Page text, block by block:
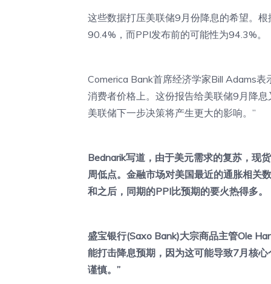
这些数据打压美联储9月份降息的希望。
90.4%，而PPI发布前的可能性为94.3%。
Comerica Bank首席经济学家Bill Adams
消费者价格上。这份报告给美联储9月降
美联储下一步决策将产生更大的影响。”
Bednarik写道，由于美元需求的复苏，现
周低点。金融市场对美国最近的通胀相关
和之后，同期的PPI比预期的要火热得多。
盛宝银行(Saxo Bank)大宗商品主管Ole
能打击降息预期，因为这可能导致7月核
谨慎。”